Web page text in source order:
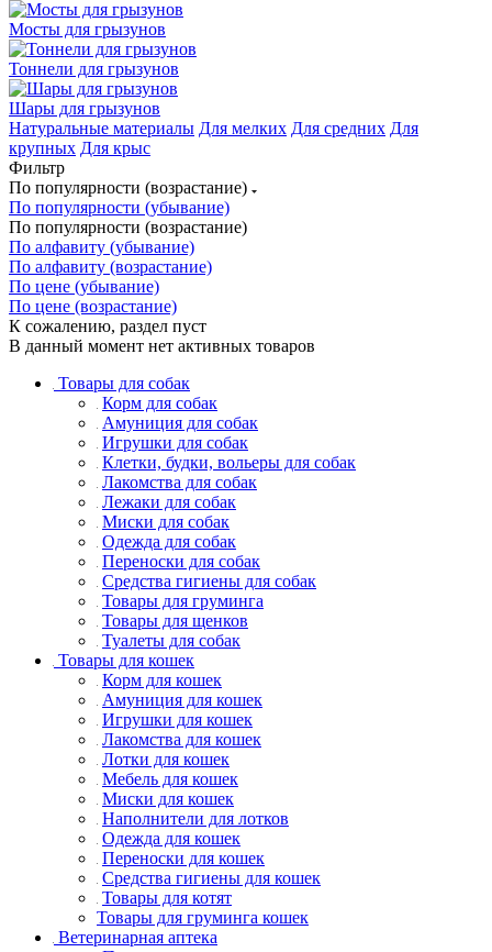
Мосты для грызунов
Тоннели для грызунов
Шары для грызунов
Натуральные материалы Для мелких Для средних Для
крупных Для крыс
Фильтр
По популярности (возрастание)
По популярности (убывание)
По популярности (возрастание)
По алфавиту (убывание)
По алфавиту (возрастание)
По цене (убывание)
По цене (возрастание)
К сожалению, раздел пуст
В данный момент нет активных товаров
Товары для собак
Корм для собак
Амуниция для собак
Игрушки для собак
Клетки, будки, вольеры для собак
Лакомства для собак
Лежаки для собак
Миски для собак
Одежда для собак
Переноски для собак
Средства гигиены для собак
Товары для груминга
Товары для щенков
Туалеты для собак
Товары для кошек
Корм для кошек
Амуниция для кошек
Игрушки для кошек
Лакомства для кошек
Лотки для кошек
Мебель для кошек
Миски для кошек
Наполнители для лотков
Одежда для кошек
Переноски для кошек
Средства гигиены для кошек
Товары для котят
Товары для груминга кошек
Ветеринарная аптека